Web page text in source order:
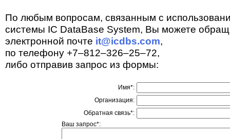
По любым вопросам, связанным с
системы IC DataBase System, Вы можете
электронной почте it@icdbs.com,
по телефону +7–812–326–25–72,
либо отправив запрос из формы:
Имя*:
Организация:
Обратная связь*:
Ваш запрос*: